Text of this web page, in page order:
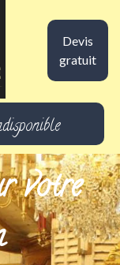
Devis
gratuit
votre